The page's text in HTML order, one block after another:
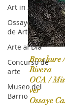
Art in America
Ossaye Casa
de Arte
Arte al Día
Concurso de
arte
Museo del
Barrio
OCA|News
Brochure
Rivera
OCA /
ver
Ossaye